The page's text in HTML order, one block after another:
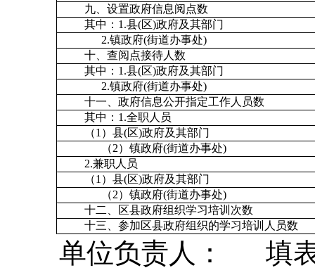
九、设置政府信息阅点数
其中：1.县(区)政府及其部门
2.镇政府(街道办事处)
十、查阅点接待人数
其中：1.县(区)政府及其部门
2.镇政府(街道办事处)
十一、政府信息公开指定工作人员数
其中：1.全职人员
（1）县(区)政府及其部门
（2）镇政府(街道办事处)
2.兼职人员
（1）县(区)政府及其部门
（2）镇政府(街道办事处)
十二、区县政府组织学习培训次数
十三、参加区县政府组织的学习培训人员数
单位负责人： 填表